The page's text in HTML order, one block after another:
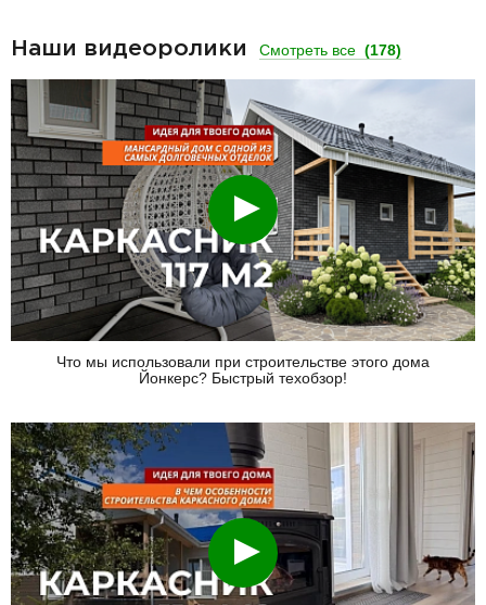
Наши видеоролики Смотреть все (178)
Смотреть
Что мы использовали при строительстве этого дома
Йонкерс? Быстрый техобзор!
Смотреть